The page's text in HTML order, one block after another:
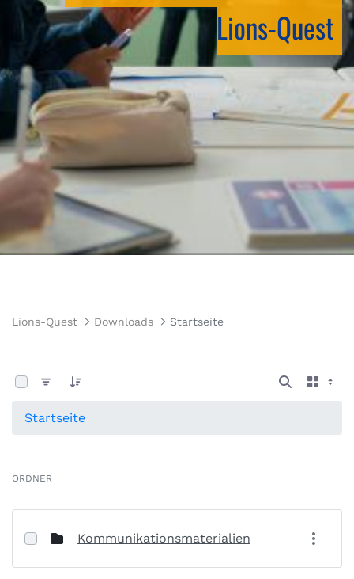
Lions-Quest
Lions-Quest Downloads Startseite
0 von 13 Elemente ausgewählt
Startseite
ORDNER
Kommunikationsmaterialien